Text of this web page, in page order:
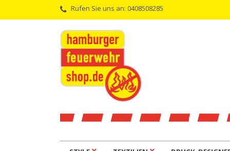
Rufen Sie uns an: 0408508285